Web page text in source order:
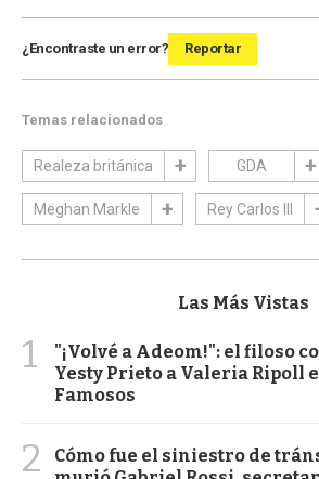
¿Encontraste un error? Reportar
Temas relacionados
Realeza británica GDA
Meghan Markle Rey Carlos III
Las Más Vistas
1
"¡Volvé a Adeom!": el filoso
Yesty Prieto a Valeria Ripoll
Famosos
2
Cómo fue el siniestro de